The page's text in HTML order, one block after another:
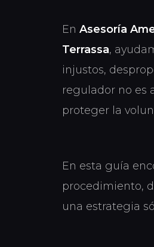
En Asesoría
Terrassa,
injustos,
regulador no es
proteger la
En esta guía
procedimiento,
una estrategia